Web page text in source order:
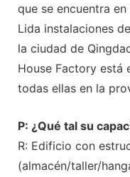
que se encuentra
Lida instalaciones
la ciudad de
House Factory está
todas ellas en la
P: ¿Qué tal su
R: Edificio con
(almacén/taller/